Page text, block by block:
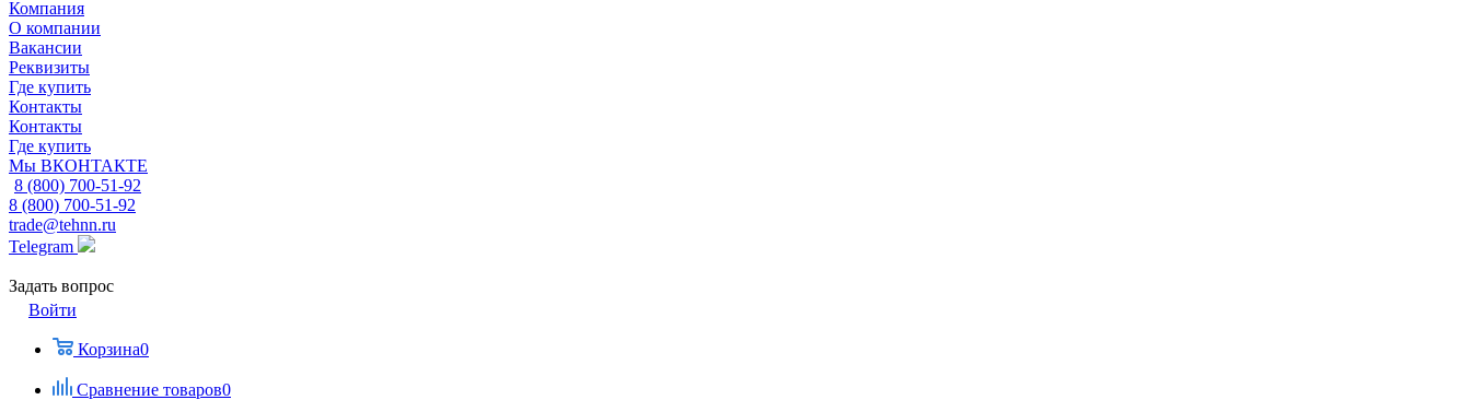
Компания
О компании
Вакансии
Реквизиты
Где купить
Контакты
Контакты
Где купить
Мы ВКОНТАКТЕ
8 (800) 700-51-92
8 (800) 700-51-92
trade@tehnn.ru
Telegram
Задать вопрос
Войти
Корзина0
Сравнение товаров0